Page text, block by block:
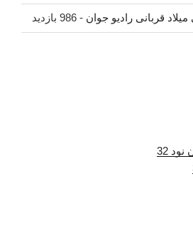
قربانی رادیو جوان - 986 بازدید
32